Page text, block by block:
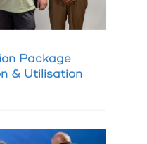
Package
& Utilisation